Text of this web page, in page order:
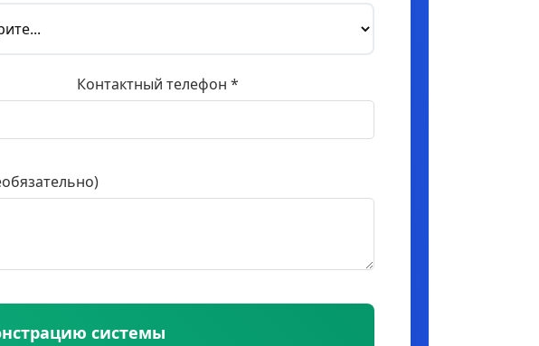
Контактный телефон *
системы